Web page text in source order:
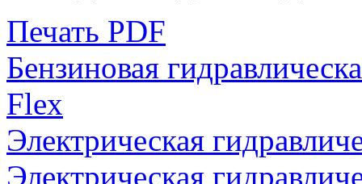
Печать PDF
Бензиновая
Flex
Электрическая
Электрическая